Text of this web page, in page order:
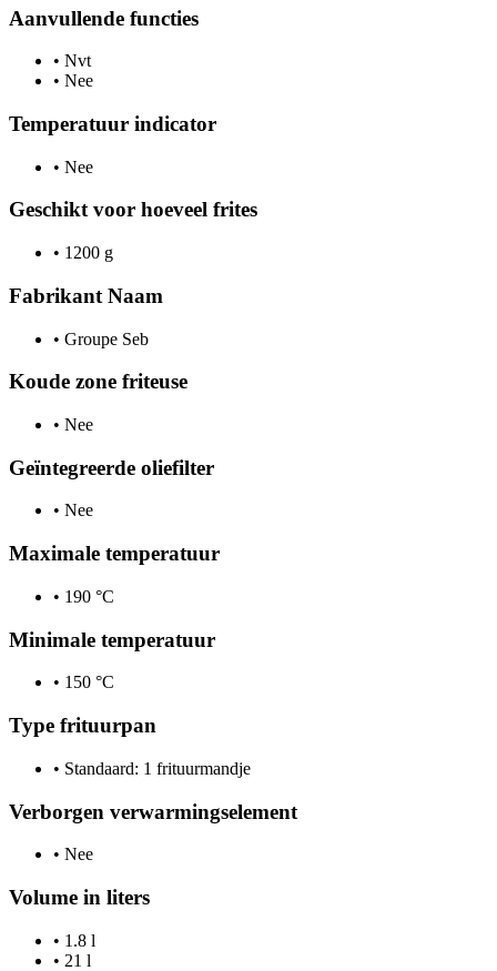
Aanvullende functies
• Nvt
• Nee
Temperatuur indicator
• Nee
Geschikt voor hoeveel frites
• 1200 g
Fabrikant Naam
• Groupe Seb
Koude zone friteuse
• Nee
Geïntegreerde oliefilter
• Nee
Maximale temperatuur
• 190 °C
Minimale temperatuur
• 150 °C
Type frituurpan
• Standaard: 1 frituurmandje
Verborgen verwarmingselement
• Nee
Volume in liters
• 1.8 l
• 21 l